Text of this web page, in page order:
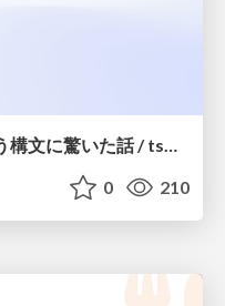
TSX の <Hoge<Fuga>> という構文に驚いた話 / tsx-type-argument-syntax
0 210